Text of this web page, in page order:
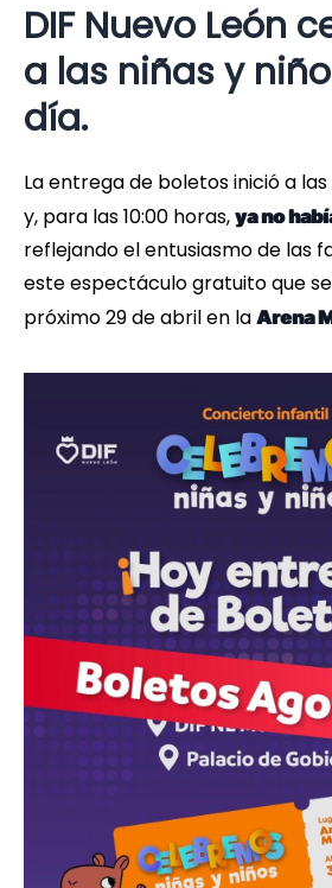
DIF Nuevo León
a las niñas y
día.
La entrega de boletos inició a
y, para las 10:00 horas, ya no
reflejando el entusiasmo de las
este espectáculo gratuito que
próximo 29 de abril en la Arena